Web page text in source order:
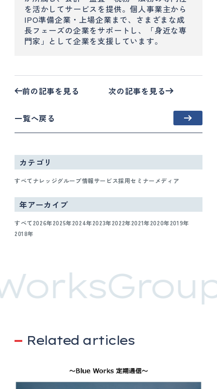
を活かしてサービスを提供。個人事業主から
IPO準備企業・上場企業まで、さまざまな成
長フェーズの企業をサポートし、「身近な専
門家」として企業を支援しています。
前の記事を見る 次の記事を見る
一覧へ戻る
カテゴリ
すべてナレッジグループ情報サービス採用セミナー メディア
年アーカイブ
すべて2026年2025年2024年2023年2022年2021年2020年2019年
2018年
Related articles